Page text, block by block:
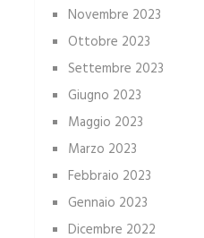
Novembre 2023
Ottobre 2023
Settembre 2023
Giugno 2023
Maggio 2023
Marzo 2023
Febbraio 2023
Gennaio 2023
Dicembre 2022